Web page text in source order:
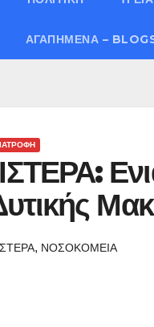
ΑΓΑΠΗΜΈΝΑ –
, ΝΟΣΟΚΟΜΕΙΑ